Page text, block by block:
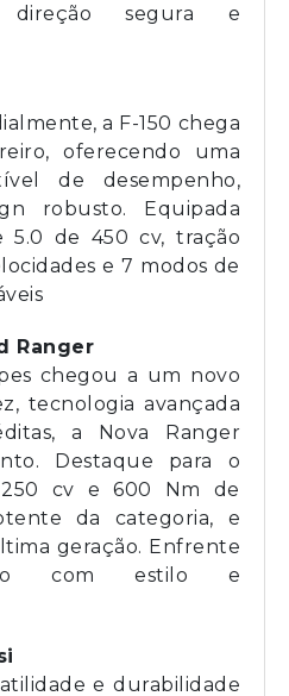
direção segura e
a F-150 chega
oferecendo uma
de desempenho,
robusto. Equipada
5.0 de 450 cv, tração
e 7 modos de
Ranger
chegou a um novo
tecnologia avançada
a Nova Ranger
Destaque para o
cv e 600 Nm de
da categoria, e
geração. Enfrente
com estilo e
e durabilidade